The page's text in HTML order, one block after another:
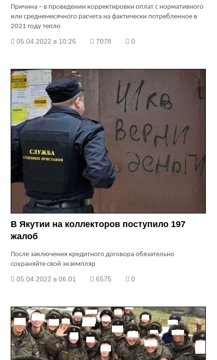
Причина – в проведении корректировки оплат с нормативного
или среднемесячного расчета на фактически потребленное в
2021 году тепло
05.04.2022 в 10:26 7078 0
В Якутии на коллекторов поступило 197
жалоб
После заключения кредитного договора обязательно
сохраняйте свой экземпляр
05.04.2022 в 06:01 6575 0